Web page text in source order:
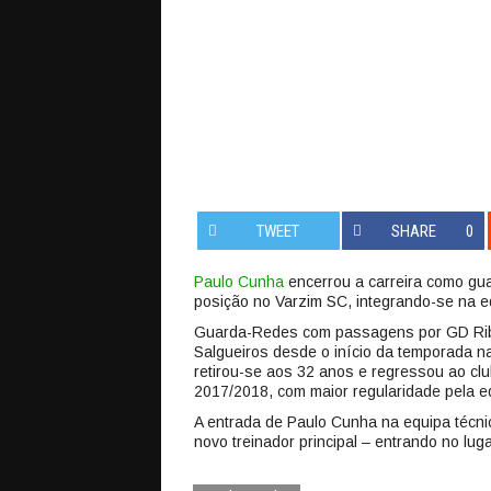
TWEET SHARE 0
Paulo Cunha encerrou a carreira como
posição no Varzim SC, integrando-se na
Guarda-Redes com passagens por GD
Salgueiros desde o início da temporada
retirou-se aos 32 anos e regressou ao
2017/2018, com maior regularidade pela
A entrada de Paulo Cunha na equipa
novo treinador principal – entrando no